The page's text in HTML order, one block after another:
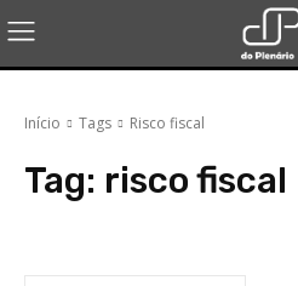
Início Tags Risco fiscal
Tag: risco fiscal